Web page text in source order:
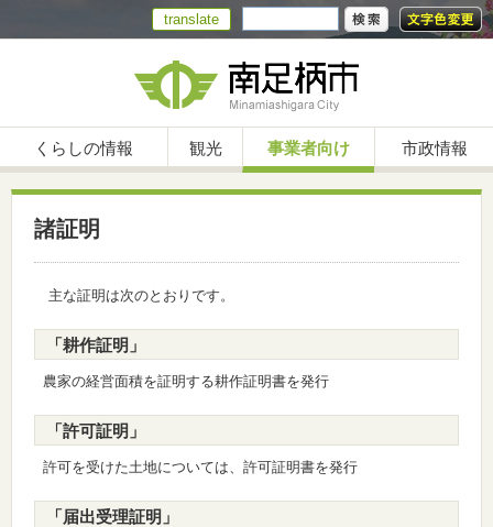
translate
くらしの情報 観光 事業者向け 市政情報
諸証明
主な証明は次のとおりです。
「耕作証明」
農家の経営面積を証明する耕作証明書を発行
「許可証明」
許可を受けた土地については、許可証明書を発行
「届出受理証明」